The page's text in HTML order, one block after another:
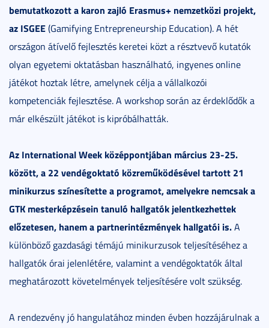
bemutatkozott a karon zajló Erasmus+ nemzetközi projekt,
az ISGEE(Gamifying Entrepreneurship Education). A hét
országon átívelő fejlesztés keretei közt a résztvevő kutatók
olyan egyetemi oktatásban használható, ingyenes online
játékot hoztak létre, amelynek célja a vállalkozói
kompetenciák fejlesztése. A workshop során az érdeklődők a
már elkészült játékot is kipróbálhatták.
Az International Week középpontjában március 23-25.
között, a 22 vendégoktató közreműködésével tartott 21
minikurzus színesítette a programot, amelyekre nemcsak a
GTK mesterképzésein tanuló hallgatók jelentkezhettek
előzetesen, hanem a partnerintézmények hallgatói is.A
különböző gazdasági témájú minikurzusok teljesítéséhez a
hallgatók órai jelenlétére, valamint a vendégoktatók által
meghatározott követelmények teljesítésére volt szükség.
A rendezvény jó hangulatához minden évben hozzájárulnak a